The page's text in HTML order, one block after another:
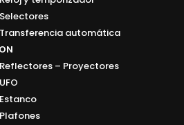
Selectores
Transferencia automática
Reflectores – Proyectores
UFO
Estanco
Plafones